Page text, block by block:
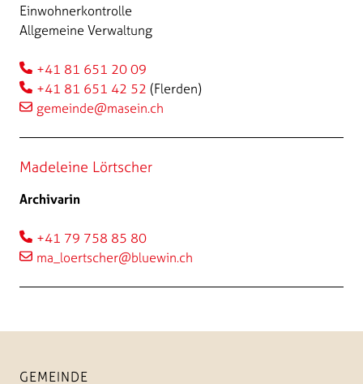
Einwohnerkontrolle
Allgemeine Verwaltung
+41 81 651 20 09
+41 81 651 42 52 (Flerden)
gemeinde@masein.ch
Madeleine Lörtscher
Archivarin
+41 79 758 85 80
ma_loertscher@bluewin.ch
GEMEINDE